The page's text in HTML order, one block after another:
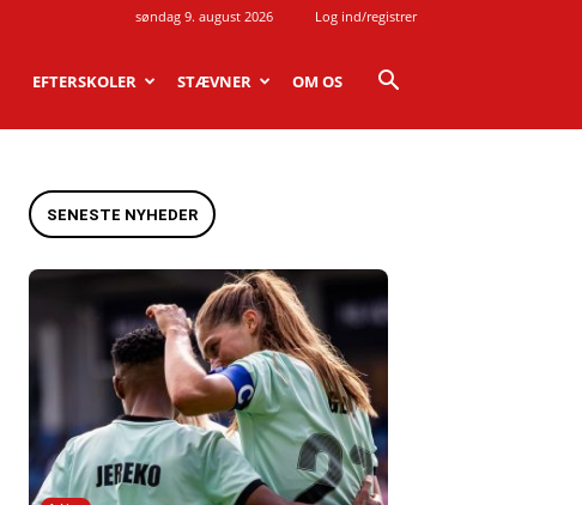
søndag 9. august 2026 Log ind/registrer
EFTERSKOLER STÆVNER OM OS
SENESTE NYHEDER